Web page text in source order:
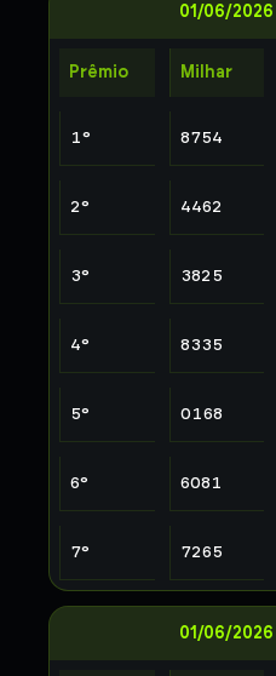
01/06/2026
Prêmio Milhar
1° 8754
2° 4462
3° 3825
4° 8335
5° 0168
6° 6081
7° 7265
01/06/2026